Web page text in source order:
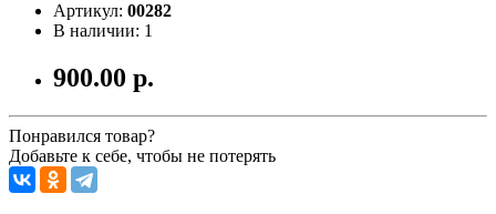
Артикул: 00282
В наличии: 1
900.00 р.
Понравился товар?
Добавьте к себе, чтобы не потерять